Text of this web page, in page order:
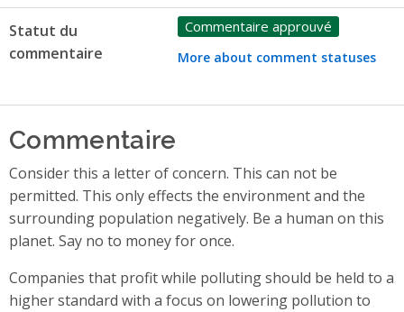
Statut du
commentaire
Commentaire approuvé
More about comment statuses
Commentaire
Consider this a letter of concern. This can not be
permitted. This only effects the environment and the
surrounding population negatively. Be a human on this
planet. Say no to money for once.
Companies that profit while polluting should be held to a
higher standard with a focus on lowering pollution to